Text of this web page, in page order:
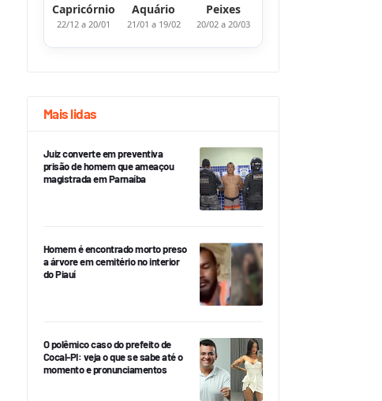
Capricórnio
22/12 a 20/01
Aquário
21/01 a 19/02
Peixes
20/02 a 20/03
Mais lidas
Juiz converte em preventiva
prisão de homem que ameaçou
magistrada em Parnaíba
Homem é encontrado morto preso
a árvore em cemitério no interior
do Piauí
O polêmico caso do prefeito de
Cocal-PI: veja o que se sabe até o
momento e pronunciamentos